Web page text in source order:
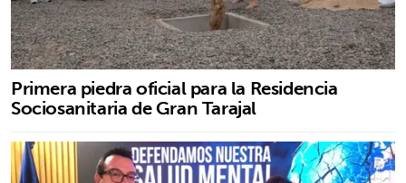
Primera piedra oficial para la Residencia
Sociosanitaria de Gran Tarajal